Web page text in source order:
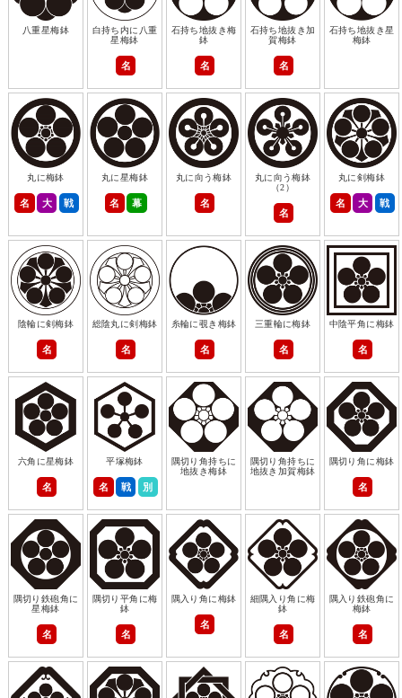
八重星梅鉢
白持ち内に八重
星梅鉢
名
石持ち地抜き梅
鉢
名
石持ち地抜き加
賀梅鉢
名
石持ち地抜き星
梅鉢
丸に梅鉢
名 大 戦
丸に星梅鉢
名 幕
丸に向う梅鉢
名
丸に向う梅鉢
（2）
名
丸に剣梅鉢
名 大 戦
陰輪に剣梅鉢
名
総陰丸に剣梅鉢
名
糸輪に覗き梅鉢
名
三重輪に梅鉢
名
中陰平角に梅鉢
名
六角に星梅鉢
名
平塚梅鉢
名 戦 別
隅切り角持ちに
地抜き梅鉢
隅切り角持ちに
地抜き加賀梅鉢
隅切り角に梅鉢
名
隅切り鉄砲角に
星梅鉢
名
隅切り平角に梅
鉢
名
隅入り角に梅鉢
名
細隅入り角に梅
鉢
名
隅入り鉄砲角に
梅鉢
名